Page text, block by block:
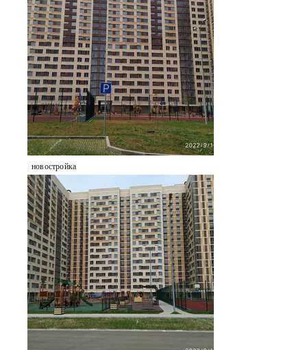
новостройка